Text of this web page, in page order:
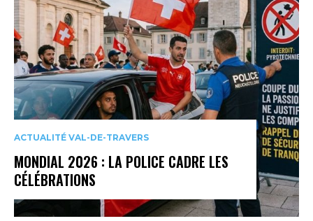
ACTUALITÉ VAL-DE-TRAVERS
MONDIAL 2026 : LA POLICE CADRE LES
CÉLÉBRATIONS